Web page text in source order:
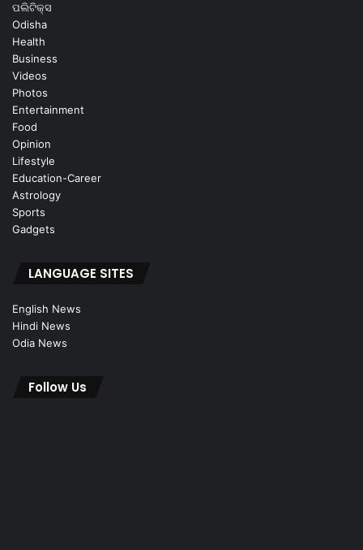
ପଲିଟିକ୍ସ
Odisha
Health
Business
Videos
Photos
Entertainment
Food
Opinion
Lifestyle
Education-Career
Astrology
Sports
Gadgets
LANGUAGE SITES
English News
Hindi News
Odia News
Follow Us